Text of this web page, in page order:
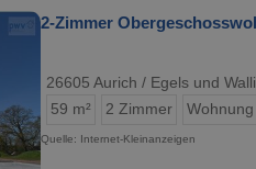
2-Zimmer
26605 Aurich / Egels und
59 m²
2 Zimmer Wohnung
Quelle: Internet-Kleinanzeigen